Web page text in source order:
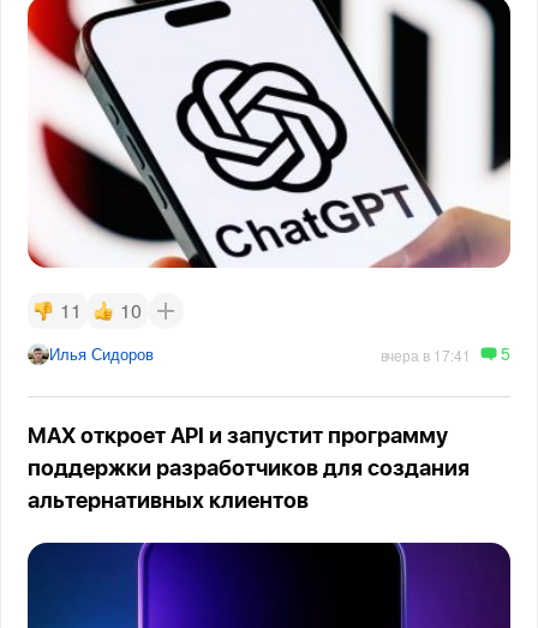
11 10
Илья Сидоров вчера в 17:41 5
MAX откроет API и запустит программу
поддержки разработчиков для создания
альтернативных клиентов